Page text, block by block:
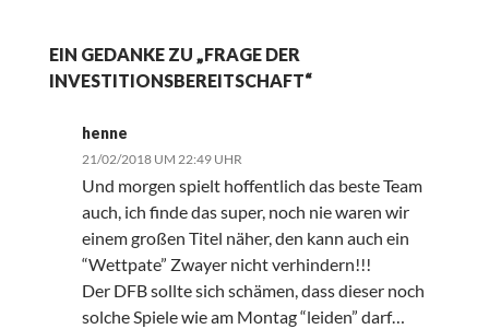
EIN GEDANKE ZU „FRAGE DER
INVESTITIONSBEREITSCHAFT“
henne
21/02/2018 UM 22:49 UHR
Und morgen spielt hoffentlich das beste Team
auch, ich finde das super, noch nie waren wir
einem großen Titel näher, den kann auch ein
“Wettpate” Zwayer nicht verhindern!!!
Der DFB sollte sich schämen, dass dieser noch
solche Spiele wie am Montag “leiden” darf…